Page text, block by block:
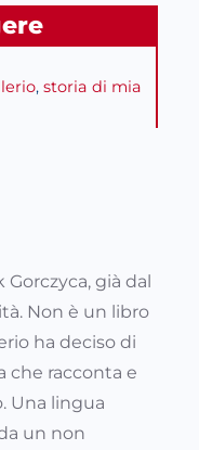
, storia di mia
Gorczyca, già dal
Non è un libro
ha deciso di
che racconta e
Una lingua
un non